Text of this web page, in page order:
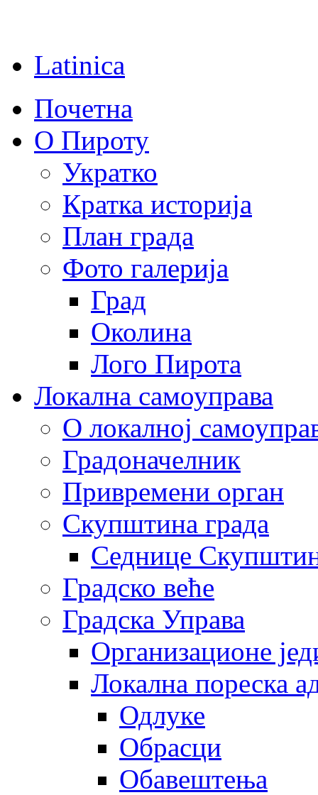
Latinica
Почетна
О Пироту
Укратко
Кратка историја
План града
Фото галерија
Град
Околина
Лого Пирота
Локална самоуправа
О локалној
Градоначелник
Привремени орган
Скупштина града
Седнице
Градско веће
Градска Управа
Организационе
Локална пореска
Одлуке
Обрасци
Обавештења